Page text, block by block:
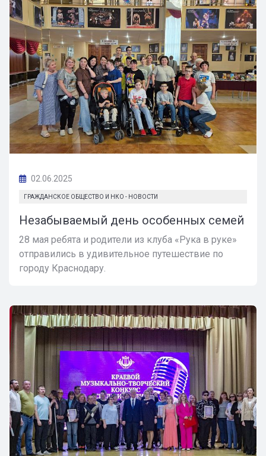
02.06.2025
ГРАЖДАНСКОЕ ОБЩЕСТВО И НКО - НОВОСТИ
Незабываемый день особенных семей
28 мая ребята и родители из клуба «Рука в руке»
отправились в удивительное путешествие по
городу Краснодару.